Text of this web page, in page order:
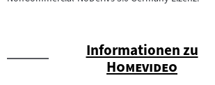
Informationen zu
"
Homevideo